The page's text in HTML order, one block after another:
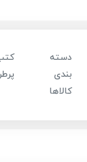
دسته
بندی
کالاها